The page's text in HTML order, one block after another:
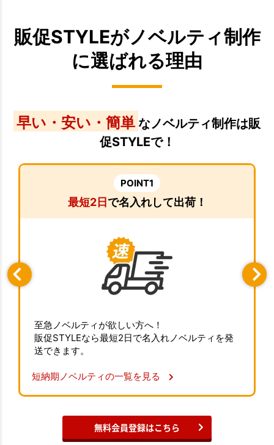
販促STYLEがノベルティ制作
に選ばれる理由
早い・安い・簡単 なノベルティ制作は販
促STYLEで！
POINT1
最短2日で名入れして出荷！
至急ノベルティが欲しい方へ！
販促STYLEなら最短2日で名入れノベルティを発
送できます。
短納期ノベルティの一覧を見る
無料会員登録はこちら